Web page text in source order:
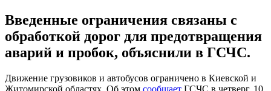
Введенные ограничения связаны с
обработкой дорог для предотвращения
аварий и пробок, объяснили в ГСЧС.
Движение грузовиков и автобусов ограничено в Киевской и
Житомирской областях. Об этом сообщает ГСЧС в четверг, 10